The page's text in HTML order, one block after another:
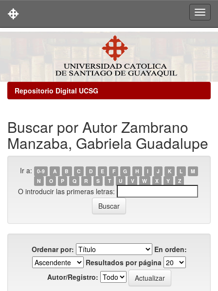
Repositorio Digital UCSG
Buscar por Autor Zambrano
Manzaba, Gabriela Guadalupe
Ir a: 0-9 A B C D E F G H I J K L
M
N
O P Q R S T U V W X Y Z
O introducir las primeras letras:
Ordenar por:
En orden:
Resultados por página
Autor/Registro: